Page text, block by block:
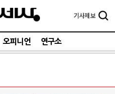
기사제보
오피니언 연구소